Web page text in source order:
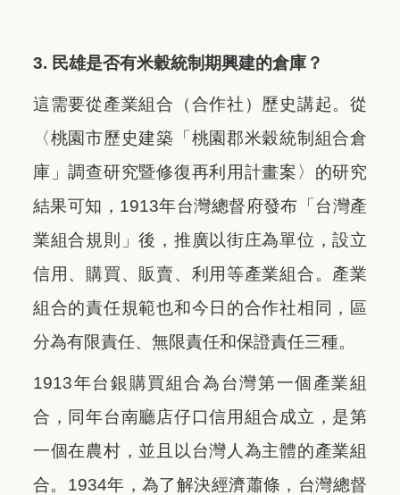
3. 民雄是否有米穀統制期興建的倉庫？
這需要從產業組合（合作社）歷史講起。從
〈桃園市歷史建築「桃園郡米穀統制組合倉
庫」調查研究暨修復再利用計畫案〉的研究
結果可知，1913年台灣總督府發布「台灣產
業組合規則」後，推廣以街庄為單位，設立
信用、購買、販賣、利用等產業組合。產業
組合的責任規範也和今日的合作社相同，區
分為有限責任、無限責任和保證責任三種。
1913年台銀購買組合為台灣第一個產業組
合，同年台南廳店仔口信用組合成立，是第
一個在農村，並且以台灣人為主體的產業組
合。1934年，為了解決經濟蕭條，台灣總督